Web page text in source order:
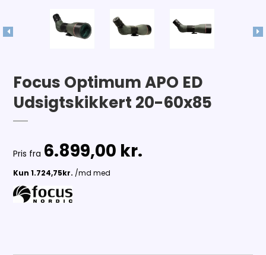
Focus Optimum APO ED
Udsigtskikkert 20-60x85
Pris fra 6.899,00 kr.